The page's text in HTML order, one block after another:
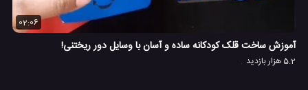
02:06
آموزش ساخت قلک کودکانه ساده و آسان با وسایل دور ریختنی!
5.2 هزار بازدید